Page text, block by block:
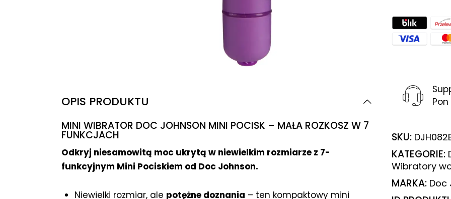
SKU:
KATEGORIE:
Wibratory
MARKA: Doc
OPIS PRODUKTU
MINI WIBRATOR DOC JOHNSON MINI POCISK – MAŁA ROZKOSZ W 7
FUNKCJACH
Odkryj niesamowitą moc ukrytą w niewielkim rozmiarze z 7-
funkcyjnym Mini Pociskiem od Doc Johnson.
Niewielki rozmiar, ale potężne doznania – ten kompaktowy mini